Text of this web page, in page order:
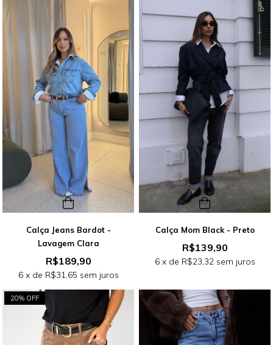
Calça Jeans Bardot -
Lavagem Clara
R$189,90
6 x de R$31,65 sem juros
Calça Mom Black - Preto
R$139,90
6 x de R$23,32 sem juros
20% OFF